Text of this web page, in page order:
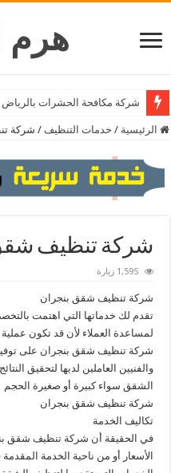
هرم
شركة مكافحة الحشرات بالرياض
شركة تنظيف المكيفات بالرياض
الرئيسية / خدمات التنظيف / شركة
شركة تنظيف
1,595 زيارة
شركة تنظيف شقق بنجران
تقدم لك خدماتها التي اهتمت
لمساعدة العملاء لأن قد تكون
شركة تنظيف شقق بنجران على توفير
والفنيين العاملين لديها لتحقيق
الشقق سواء كبيرة أو صغيرة الحجم
شركة تنظيف شقق بنجران
تكاليف الخدمة
في الحقيقة أن شركة تنظيف شقق
الأسعار أو من ناحية الخدمة